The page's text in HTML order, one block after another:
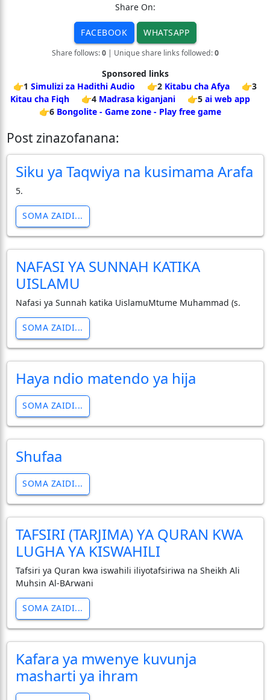
Share On:
FACEBOOK WHATSAPP
Share follows:0| Unique share links followed:0
Sponsored links
👉1 Simulizi za Hadithi Audio 👉2 Kitabu cha Afya
👉3
Kitau cha Fiqh
👉4 Madrasa kiganjani 👉5 ai web app
👉6 Bongolite - Game zone - Play free game
Post zinazofanana:
Siku ya Taqwiya na kusimama Arafa
5.
SOMA ZAIDI...
NAFASI YA SUNNAH KATIKA
UISLAMU
Nafasi ya Sunnah katika UislamuMtume Muhammad (s.
SOMA ZAIDI...
Haya ndio matendo ya hija
SOMA ZAIDI...
Shufaa
SOMA ZAIDI...
TAFSIRI (TARJIMA) YA QURAN KWA
LUGHA YA KISWAHILI
Tafsiri ya Quran kwa iswahili iliyotafsiriwa na Sheikh Ali
Muhsin Al-BArwani
SOMA ZAIDI...
Kafara ya mwenye kuvunja
masharti ya ihram